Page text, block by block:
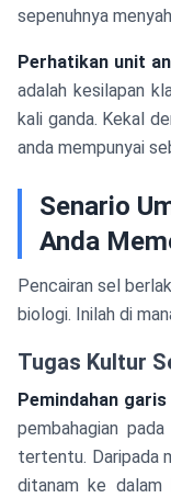
sepenuhnya
Perhatikan unit
adalah kesilapan
kali ganda. Kekal
anda mempunyai
Senario
Anda
Pencairan sel
biologi. Inilah di
Tugas Kultur
Pemindahan garis
pembahagian
tertentu. Daripada
ditanam ke dalam